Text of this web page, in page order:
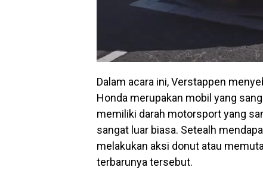
Dalam acara ini, Verstappen
Honda merupakan mobil yang
memiliki darah motorsport yang
sangat luar biasa. Setealh
melakukan aksi donut atau
terbarunya tersebut.